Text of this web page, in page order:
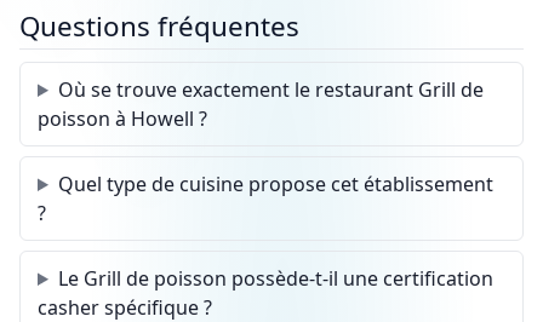
Questions fréquentes
Où se trouve exactement le restaurant Grill de
poisson à Howell ?
Quel type de cuisine propose cet établissement
?
Le Grill de poisson possède-t-il une certification
casher spécifique ?